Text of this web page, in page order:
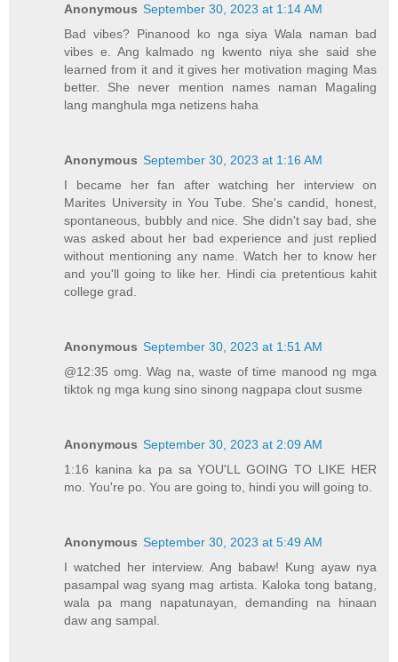
Anonymous September 30, 2023 at 1:14 AM
Bad vibes? Pinanood ko nga siya Wala naman bad
vibes e. Ang kalmado ng kwento niya she said she
learned from it and it gives her motivation maging Mas
better. She never mention names naman Magaling
lang manghula mga netizens haha
Anonymous September 30, 2023 at 1:16 AM
I became her fan after watching her interview on
Marites University in You Tube. She's candid, honest,
spontaneous, bubbly and nice. She didn't say bad, she
was asked about her bad experience and just replied
without mentioning any name. Watch her to know her
and you'll going to like her. Hindi cia pretentious kahit
college grad.
Anonymous September 30, 2023 at 1:51 AM
@12:35 omg. Wag na, waste of time manood ng mga
tiktok ng mga kung sino sinong nagpapa clout susme
Anonymous September 30, 2023 at 2:09 AM
1:16 kanina ka pa sa YOU'LL GOING TO LIKE HER
mo. You're po. You are going to, hindi you will going to.
Anonymous September 30, 2023 at 5:49 AM
I watched her interview. Ang babaw! Kung ayaw nya
pasampal wag syang mag artista. Kaloka tong batang,
wala pa mang napatunayan, demanding na hinaan
daw ang sampal.